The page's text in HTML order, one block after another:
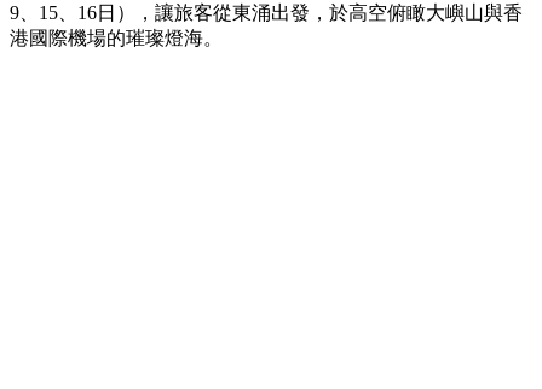
9、15、16日），讓旅客從東涌出發，於高空俯瞰大嶼山與香
港國際機場的璀璨燈海。